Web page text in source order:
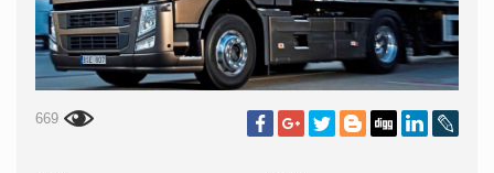
669